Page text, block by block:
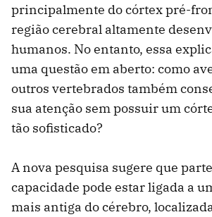
principalmente do córtex pré-
região cerebral altamente
humanos. No entanto, essa
uma questão em aberto: como
outros vertebrados também
sua atenção sem possuir um
tão sofisticado?
A nova pesquisa sugere que
capacidade pode estar ligada a
mais antiga do cérebro,